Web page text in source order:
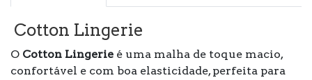
Cotton Lingerie
O Cotton Lingerie é uma malha de toque macio,
confortável e com boa elasticidade, perfeita para